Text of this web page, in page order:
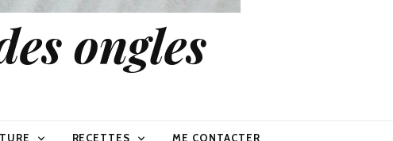
ongles
RECETTES ME CONTACTER